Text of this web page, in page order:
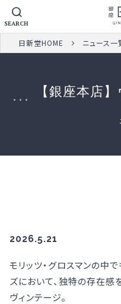
SEARCH
日新堂HOME ニュース一
【銀座本店
2026.5.21
モリッツ・グロスマンの中
ズにおいて、独特の存在感
ヴィンテージ。